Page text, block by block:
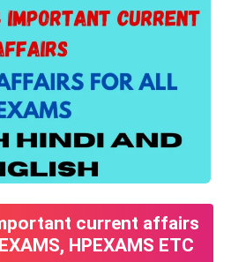
current affairs
HPEXAMS ETC